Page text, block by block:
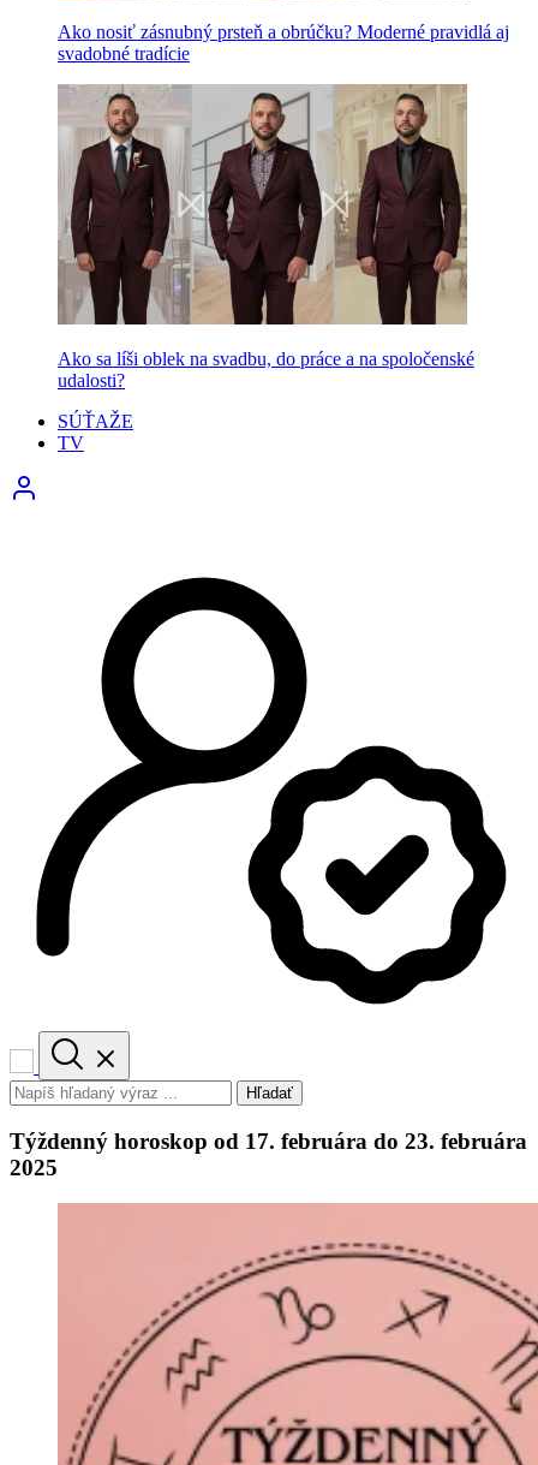
Ako nosiť zásnubný prsteň a obrúčku? Moderné pravidlá aj
svadobné tradície
Ako sa líši oblek na svadbu, do práce a na spoločenské
udalosti?
SÚŤAŽE
TV
Hľadať
Týždenný horoskop od 17. februára do 23. februára
2025